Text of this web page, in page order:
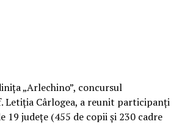
„Arlechino”, concursul
Letiţia Cârlogea, a reunit participanţi
19 judeţe (455 de copii şi 230 cadre